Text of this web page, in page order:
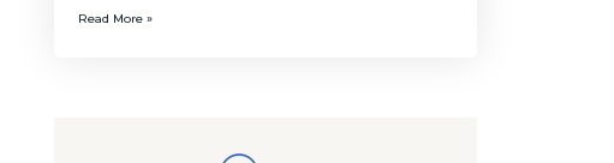
Read More »